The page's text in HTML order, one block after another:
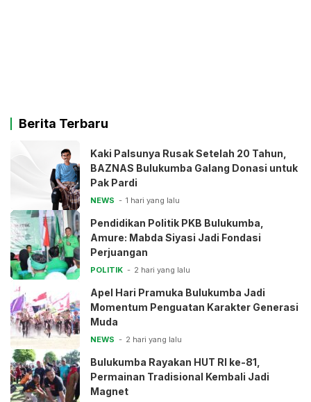
Berita Terbaru
Kaki Palsunya Rusak Setelah 20 Tahun,
BAZNAS Bulukumba Galang Donasi untuk
Pak Pardi
NEWS 1 hari yang lalu
Pendidikan Politik PKB Bulukumba,
Amure: Mabda Siyasi Jadi Fondasi
Perjuangan
POLITIK 2 hari yang lalu
Apel Hari Pramuka Bulukumba Jadi
Momentum Penguatan Karakter Generasi
Muda
NEWS 2 hari yang lalu
Bulukumba Rayakan HUT RI ke-81,
Permainan Tradisional Kembali Jadi
Magnet